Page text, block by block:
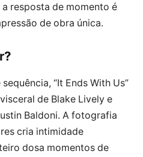
a resposta de momento é
de obra única.
“It Ends With Us”
de Blake Lively e
Baldoni. A fotografia
cria intimidade
dosa momentos de